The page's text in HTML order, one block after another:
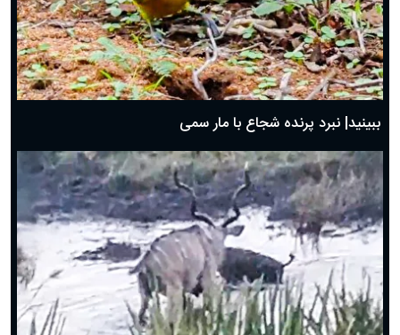
ببینید| نبرد پرنده شجاع با مار سمی